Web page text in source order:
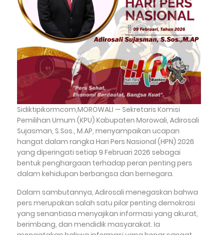
Sidiktipikormcom,MOROWALI — Sekretaris Komisi
Pemilihan Umum (KPU) Kabupaten Morowali, Adirosali
Sujasman, S.Sos., M.AP, menyampaikan ucapan
hangat dalam rangka Hari Pers Nasional (HPN) 2026
yang diperingati setiap 9 Februari 2026 sebagai
bentuk penghargaan terhadap peran penting pers
dalam kehidupan berbangsa dan bernegara.
Dalam sambutannya, Adirosali menegaskan bahwa
pers merupakan salah satu pilar penting demokrasi
yang senantiasa menyajikan informasi yang akurat,
berimbang, dan mendidik masyarakat. Ia